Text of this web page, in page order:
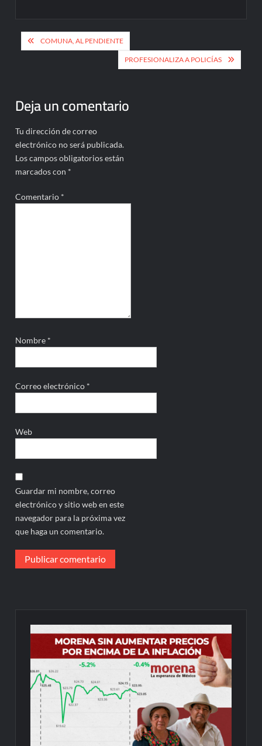
Navegación
de
COMUNA, AL PENDIENTE
PROFESIONALIZA A POLICÍAS
Deja un comentario
Tu dirección de correo
electrónico no será publicada.
Los campos obligatorios están
marcados con *
Comentario *
Nombre *
Correo electrónico *
Web
Guardar mi nombre, correo
electrónico y sitio web en este
navegador para la próxima vez
que haga un comentario.